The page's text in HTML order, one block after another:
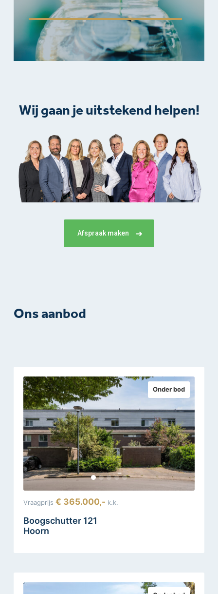
Wij gaan je uitstekend helpen!​
Afspraak maken
Ons aanbod
Onder bod
Vraagprijs € 365.000,- k.k.
Boogschutter 121
Hoorn